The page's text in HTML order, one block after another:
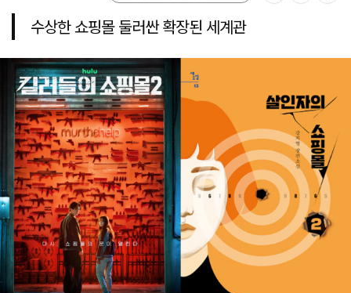
수상한 쇼핑몰 둘러싼 확장된 세계관